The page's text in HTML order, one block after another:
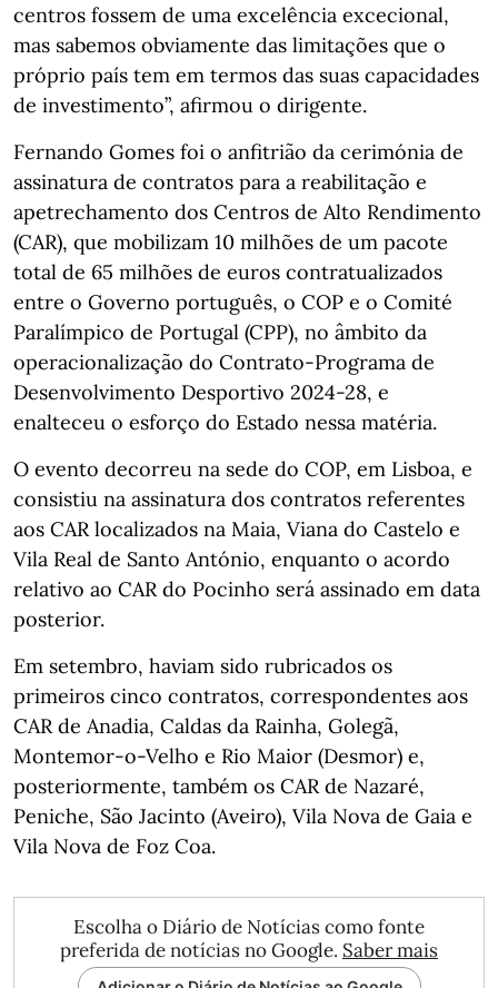
centros fossem de uma excelência excecional,
mas sabemos obviamente das limitações que o
próprio país tem em termos das suas capacidades
de investimento”, afirmou o dirigente.
Fernando Gomes foi o anfitrião da cerimónia de
assinatura de contratos para a reabilitação e
apetrechamento dos Centros de Alto Rendimento
(CAR), que mobilizam 10 milhões de um pacote
total de 65 milhões de euros contratualizados
entre o Governo português, o COP e o Comité
Paralímpico de Portugal (CPP), no âmbito da
operacionalização do Contrato-Programa de
Desenvolvimento Desportivo 2024-28, e
enalteceu o esforço do Estado nessa matéria.
O evento decorreu na sede do COP, em Lisboa, e
consistiu na assinatura dos contratos referentes
aos CAR localizados na Maia, Viana do Castelo e
Vila Real de Santo António, enquanto o acordo
relativo ao CAR do Pocinho será assinado em data
posterior.
Em setembro, haviam sido rubricados os
primeiros cinco contratos, correspondentes aos
CAR de Anadia, Caldas da Rainha, Golegã,
Montemor-o-Velho e Rio Maior (Desmor) e,
posteriormente, também os CAR de Nazaré,
Peniche, São Jacinto (Aveiro), Vila Nova de Gaia e
Vila Nova de Foz Coa.
Escolha o Diário de Notícias como fonte
preferida de notícias no Google. Saber mais